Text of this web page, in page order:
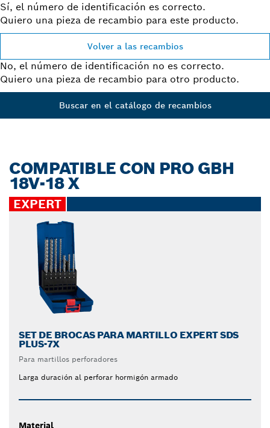
Sí, el número de identificación es correcto.
Quiero una pieza de recambio para este producto.
Volver a las recambios
No, el número de identificación no es correcto.
Quiero una pieza de recambio para otro producto.
Buscar en el catálogo de recambios
COMPATIBLE CON PRO GBH
18V-18 X
EXPERT
SET DE BROCAS PARA MARTILLO EXPERT SDS
PLUS-7X
Para martillos perforadores
Larga duración al perforar hormigón armado